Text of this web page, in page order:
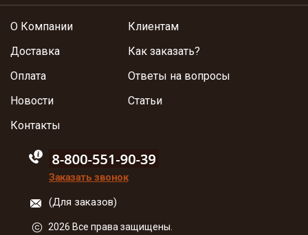
О Компании
Доставка
Оплата
Новости
Клиентам
Как заказать?
Ответы на вопросы
Статьи
Контакты
88005555550
Заказать звонок
(Для заказов)
2026 Все права защищены.